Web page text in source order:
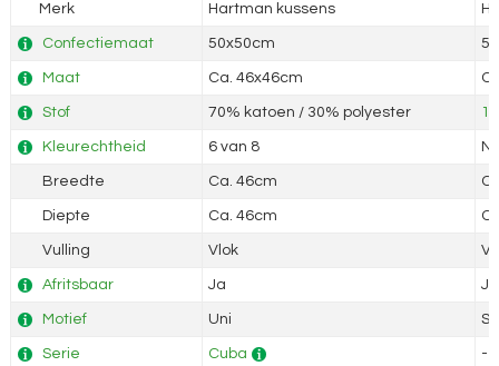
Merk Hartman kussens
Confectiemaat 50x50cm
Maat Ca. 46x46cm
Stof 70% katoen / 30% polyester
Kleurechtheid 6 van 8
Breedte Ca. 46cm
Diepte Ca. 46cm
Vulling Vlok
Afritsbaar Ja Ja
Motief Uni
Serie Cuba -